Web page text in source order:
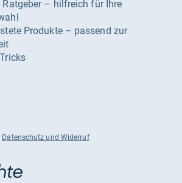
Datenschutz und Widerruf